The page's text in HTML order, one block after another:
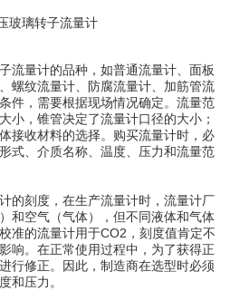
量计的品种，如普通流量计、面板
螺纹流量计、防腐流量计、加筋管流
件，需要根据现场情况确定。流量范
小，锥管决定了流量计口径的大小；
接收材料的选择。购买流量计时，必
式、介质名称、温度、压力和流量范
刻度，在生产流量计时，流量计厂
和空气（气体），但不同液体和气体
准的流量计用于CO2，刻度值肯定不
响。在正常使用过程中，为了获得正
行修正。因此，制造商在选型时必须
和压力。